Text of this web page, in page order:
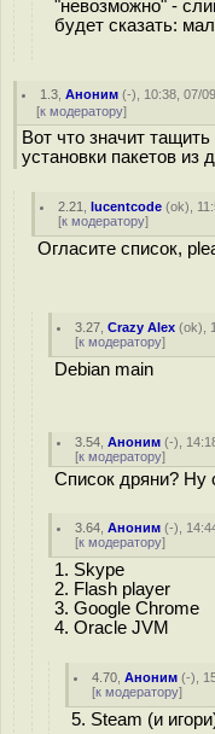
"невозможно" -
будет сказать:
1.3 ,Аноним (-), 10:38, 07/
[к модератору]
Вот что значит
установки пакетов из
2.21 ,lucentcode (ok),
[к модератору]
Огласите список,
3.27 ,Crazy Alex (ok),
[к модератору]
Debian main
3.54 ,Аноним (-),
[к модератору]
Список дряни? Ну
3.64 ,Аноним (-),
[к модератору]
1. Skype
2. Flash player
3. Google Chrome
4. Oracle JVM
4.70 ,Аноним (-),
[к модератору]
5. Steam (и